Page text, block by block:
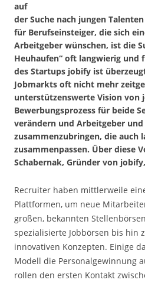
auf
der Suche nach jungen
für Berufseinsteiger, die sich
Arbeitgeber wünschen, ist die
Heuhaufen“ oft langwierig und
des Startups jobify ist
Jobmarkts oft nicht mehr
unterstützenswerte Vision von
Bewerbungsprozess für beide
verändern und Arbeitgeber
zusammenzubringen, die auch
zusammenpassen. Über diese
Schabernak, Gründer von
Recruiter haben mittlerweile
Plattformen, um neue
großen, bekannten
spezialisierte Jobbörsen bis hin
innovativen Konzepten. Einige
Modell die Personalgewinnung
rollen den ersten Kontakt